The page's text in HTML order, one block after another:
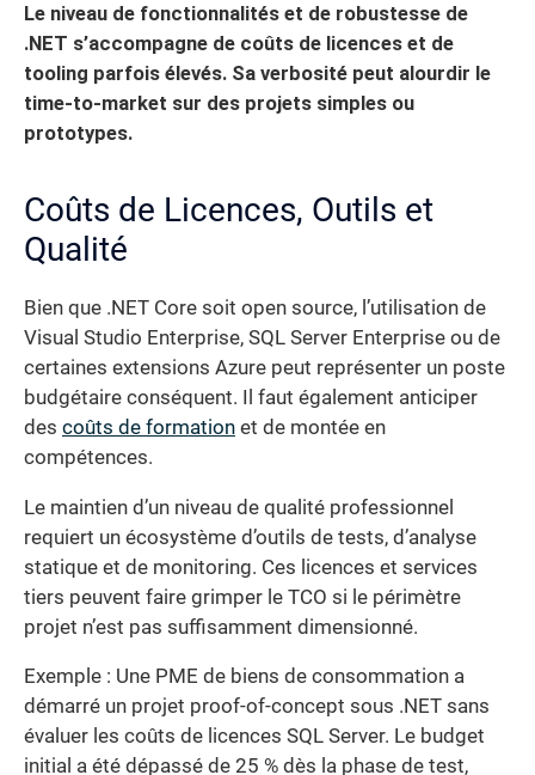
Le niveau de fonctionnalités et de robustesse de
.NET s’accompagne de coûts de licences et de
tooling parfois élevés. Sa verbosité peut alourdir le
time-to-market sur des projets simples ou
prototypes.
Coûts de Licences, Outils et
Qualité
Bien que .NET Core soit open source, l’utilisation de
Visual Studio Enterprise, SQL Server Enterprise ou de
certaines extensions Azure peut représenter un poste
budgétaire conséquent. Il faut également anticiper
des coûts de formation et de montée en
compétences.
Le maintien d’un niveau de qualité professionnel
requiert un écosystème d’outils de tests, d’analyse
statique et de monitoring. Ces licences et services
tiers peuvent faire grimper le TCO si le périmètre
projet n’est pas suffisamment dimensionné.
Exemple : Une PME de biens de consommation a
démarré un projet proof-of-concept sous .NET sans
évaluer les coûts de licences SQL Server. Le budget
initial a été dépassé de 25 % dès la phase de test,